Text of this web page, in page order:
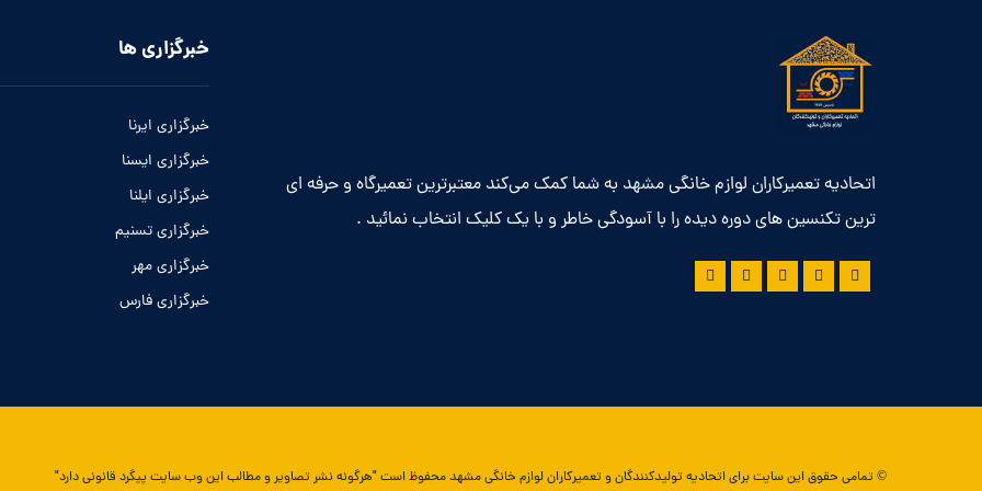
اتحادیه تعمیرکاران لوازم خانگی مشهد به شما کمک می‌کند معتبرترین تعمیرگاه و حرفه ای
ترین تکنسین های دوره دیده را با آسودگی خاطر و با یک کلیک انتخاب نمائید .
خبرگزاری ها
خبرگزاری ایرنا
خبرگزاری ایسنا
خبرگزاری ایلنا
خبرگزاری تسنیم
خبرگزاری مهر
خبرگزاری فارس
© تمامی حقوق این سایت برای اتحادیه تولیدکنندگان و تعمیرکاران لوازم خانگی مشهد محفوظ است "هرگونه نشر تصاویر و مطالب این وب سایت پیگرد قانونی دارد"